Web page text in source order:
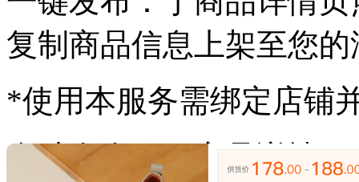
复制商品信息上架至您
*使用本服务需绑定店铺
自助发布：于商品详情